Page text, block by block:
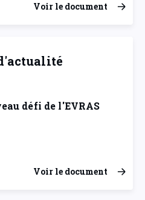
Voir le document
défi de l'EVRAS
Voir le document